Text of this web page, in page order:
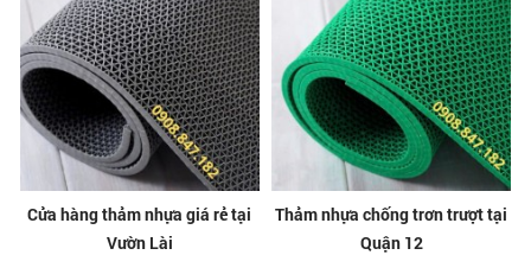
Cửa hàng thảm nhựa giá rẻ tại
Vườn Lài
Thảm nhựa chống trơn trượt tại
Quận 12